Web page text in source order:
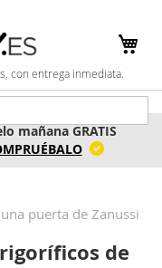
con entrega inmediata.
mañana GRATIS
puerta de Zanussi
de